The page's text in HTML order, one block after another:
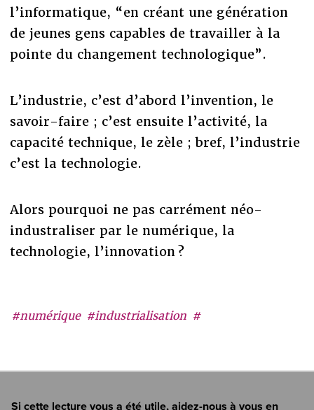
#numérique #industrialisation #
l’informatique, “en créant une génération
de jeunes gens capables de travailler à la
pointe du changement technologique”.
L’industrie, c’est d’abord l’invention, le
savoir-faire ; c’est ensuite l’activité, la
capacité technique, le zèle ; bref, l’industrie
c’est la technologie.
Alors pourquoi ne pas carrément néo-
industraliser par le numérique, la
technologie, l’innovation ?
Si cette lecture vous a été utile, aidez-nous à vous en